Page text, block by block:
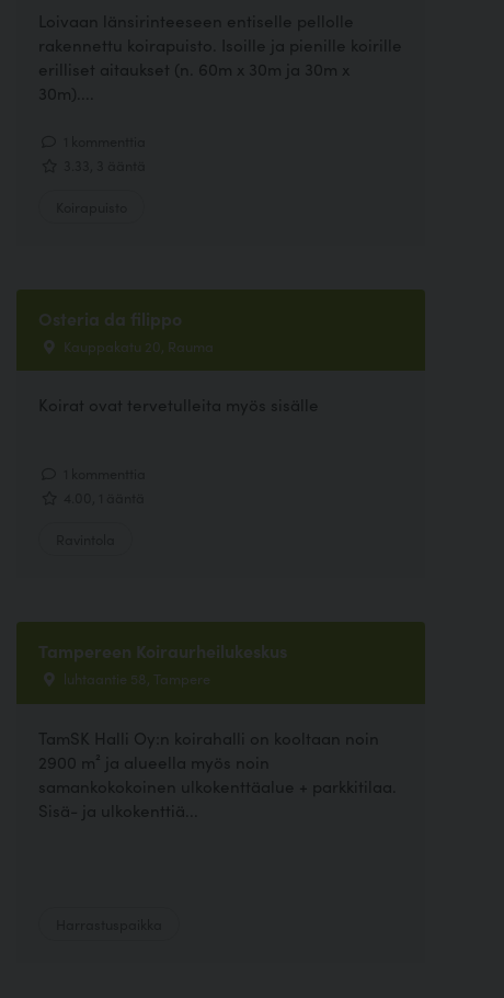
Loivaan länsirinteeseen entiselle pellolle
rakennettu koirapuisto. Isoille ja pienille koirille
erilliset aitaukset (n. 60m x 30m ja 30m x
30m)....
Osteria da filippo
Kauppakatu 20, Rauma
Koirat ovat tervetulleita myös sisälle
Tampereen Koiraurheilukeskus
luhtaantie 58, Tampere
TamSK Halli Oy:n koirahalli on kooltaan noin
2900 m² ja alueella myös noin
samankokokoinen ulkokenttäalue + parkkitilaa.
Sisä- ja ulkokenttiä...